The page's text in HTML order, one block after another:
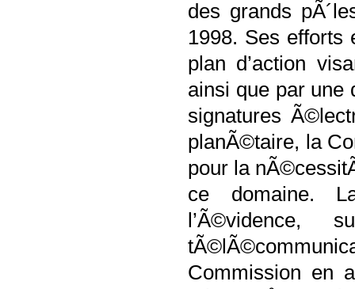
des grands
1998. Ses
plan d’action
ainsi que par une
signatures
planÃ©taire, la
pour la
ce domaine.
Commission en